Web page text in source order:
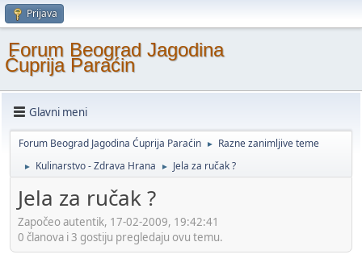
Prijava
Forum Beograd Jagodina
Ćuprija Paraćin
Glavni meni
Forum Beograd Jagodina Ćuprija Paraćin ► Razne zanimljive teme
► Kulinarstvo - Zdrava Hrana ► Jela za ručak ?
Jela za ručak ?
Započeo autentik, 17-02-2009, 19:42:41
0 članova i 3 gostiju pregledaju ovu temu.